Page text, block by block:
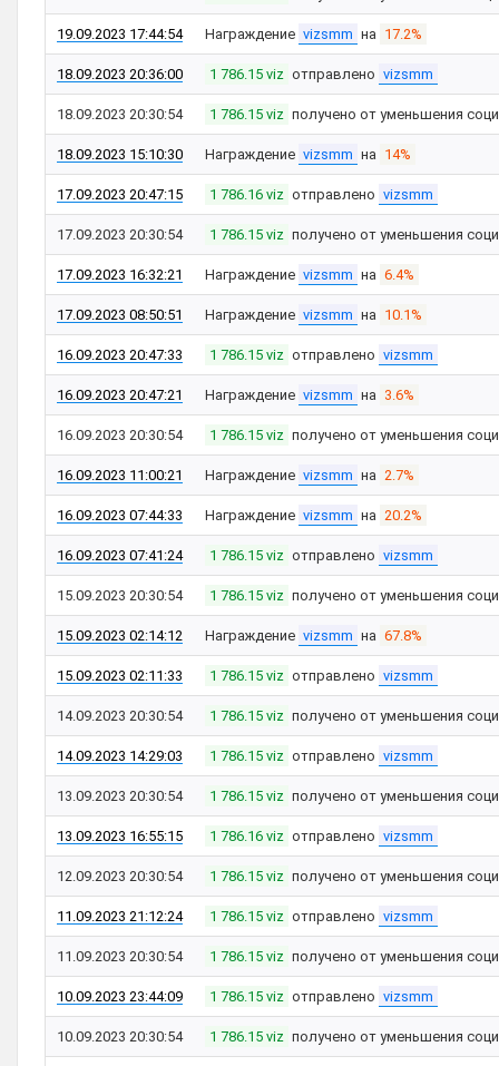
19.09.2023 17:44:54 Награждение vizsmm на 17.2%
18.09.2023 20:36:00 1 786.15 viz отправлено vizsmm
18.09.2023 20:30:54 1 786.15 viz получено от уменьшения
18.09.2023 15:10:30 Награждение vizsmm на 14%
17.09.2023 20:47:15 1 786.16 viz отправлено vizsmm
17.09.2023 20:30:54 1 786.15 viz получено от уменьшения
17.09.2023 16:32:21 Награждение vizsmm на 6.4%
17.09.2023 08:50:51 Награждение vizsmm на 10.1%
16.09.2023 20:47:33 1 786.15 viz отправлено vizsmm
16.09.2023 20:47:21 Награждение vizsmm на 3.6%
16.09.2023 20:30:54 1 786.15 viz получено от уменьшения
16.09.2023 11:00:21 Награждение vizsmm на 2.7%
16.09.2023 07:44:33 Награждение vizsmm на 20.2%
16.09.2023 07:41:24 1 786.15 viz отправлено vizsmm
15.09.2023 20:30:54 1 786.15 viz получено от уменьшения
15.09.2023 02:14:12 Награждение vizsmm на 67.8%
15.09.2023 02:11:33 1 786.15 viz отправлено vizsmm
14.09.2023 20:30:54 1 786.15 viz получено от уменьшения
14.09.2023 14:29:03 1 786.15 viz отправлено vizsmm
13.09.2023 20:30:54 1 786.15 viz получено от уменьшения
13.09.2023 16:55:15 1 786.16 viz отправлено vizsmm
12.09.2023 20:30:54 1 786.15 viz получено от уменьшения
11.09.2023 21:12:24 1 786.15 viz отправлено vizsmm
11.09.2023 20:30:54 1 786.15 viz получено от уменьшения
10.09.2023 23:44:09 1 786.15 viz отправлено vizsmm
10.09.2023 20:30:54 1 786.15 viz получено от уменьшения